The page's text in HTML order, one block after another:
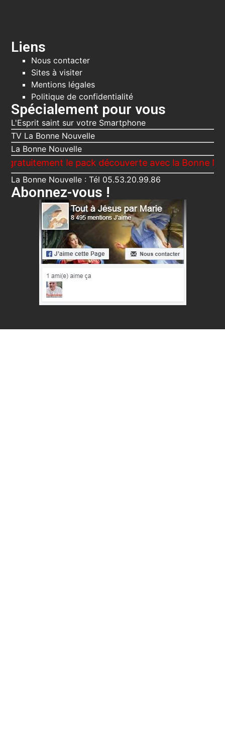
Liens
Nous contacter
Sites à visiter
Mentions légales
Politique de confidentialité
Spécialement pour vous
L'Esprit saint sur votre Smartphone
TV La Bonne Nouvelle
La Bonne Nouvelle
le pack découverte avec la Bonne
La Bonne Nouvelle : Tél 05.53.20.99.86
Abonnez-vous !